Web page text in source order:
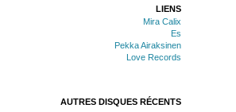
LIENS
Mira Calix
Es
Pekka Airaksinen
Love Records
AUTRES DISQUES RÉCENTS